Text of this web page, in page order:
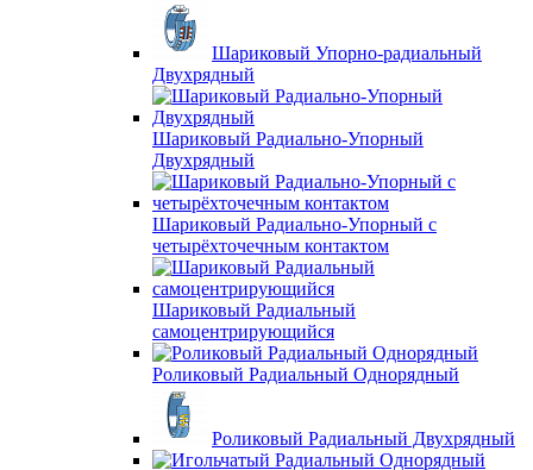
Шариковый Упорно-радиальный
Двухрядный
Шариковый Радиально-Упорный
Двухрядный
Шариковый Радиально-Упорный с
четырёхточечным контактом
Шариковый Радиальный
самоцентрирующийся
Роликовый Радиальный Однорядный
Роликовый Радиальный Двухрядный